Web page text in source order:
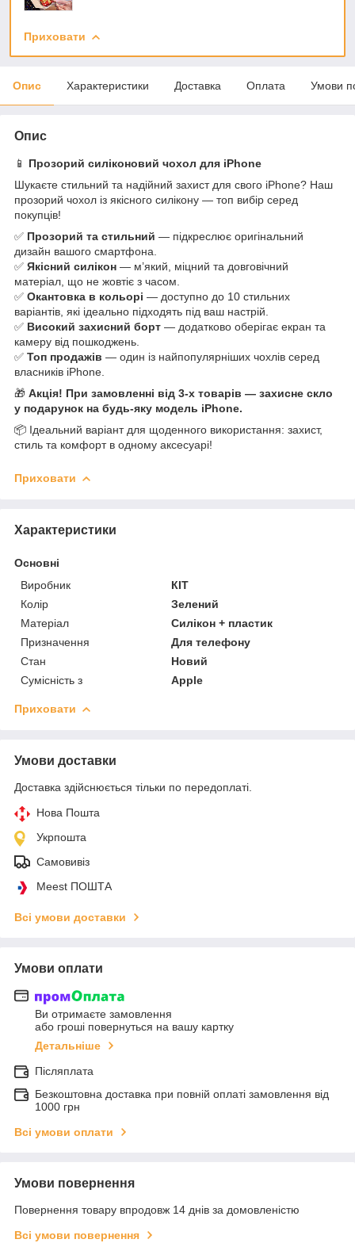
Приховати
Опис Характеристики Доставка Оплата Умови
Опис
📱 Прозорий силіконовий чохол для iPhone
Шукаєте стильний та надійний захист для свого iPhone? Наш
прозорий чохол із якісного силікону — топ вибір серед
покупців!
✅ Прозорий та стильний — підкреслює оригінальний
дизайн вашого смартфона.
✅ Якісний силікон — м’який, міцний та довговічний
матеріал, що не жовтіє з часом.
✅ Окантовка в кольорі — доступно до 10 стильних
варіантів, які ідеально підходять під ваш настрій.
✅ Високий захисний борт — додатково оберігає екран та
камеру від пошкоджень.
✅ Топ продажів — один із найпопулярніших чохлів серед
власників iPhone.
🎁 Акція! При замовленні від 3-х товарів — захисне скло
у подарунок на будь-яку модель iPhone.
📦 Ідеальний варіант для щоденного використання: захист,
стиль та комфорт в одному аксесуарі!
Приховати
Характеристики
Основні
Виробник
КІТ
Колір
Зелений
Матеріал
Силікон + пластик
Призначення
Для телефону
Стан
Новий
Сумісність з
Apple
Приховати
Умови доставки
Доставка здійснюється тільки по передоплаті.
Нова Пошта
Укрпошта
Самовивіз
Meest ПОШТА
Всі умови доставки
Умови оплати
Ви отримаєте замовлення
або гроші повернуться на вашу картку
Детальніше
Післяплата
Безкоштовна доставка при повній оплаті замовлення від
1000 грн
Всі умови оплати
Умови повернення
Повернення товару впродовж 14 днів за домовленістю
Всі умови повернення